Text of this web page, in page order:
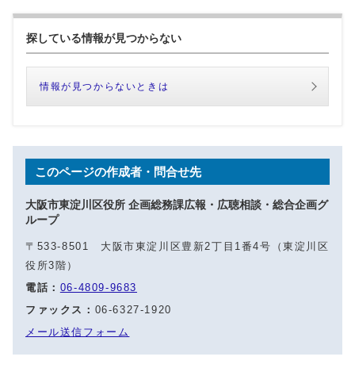
探している情報が見つからない
情報が見つからないときは
このページの作成者・問合せ先
大阪市東淀川区役所 企画総務課広報・広聴相談・総合企画グ
ループ
〒533-8501 大阪市東淀川区豊新2丁目1番4号（東淀川区
役所3階）
電話： 06-4809-9683
ファックス： 06-6327-1920
メール送信フォーム